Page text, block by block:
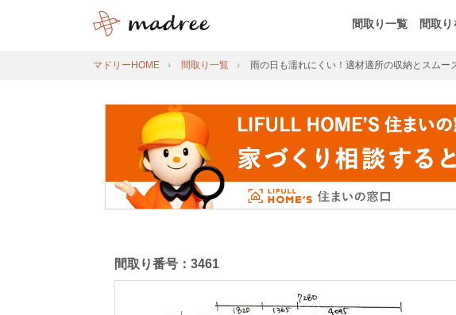
間取り一覧 間取り
マドリーHOME 間取り一覧 雨の日も濡れにくい！適材適所の収納とスムー
間取り番号：3461